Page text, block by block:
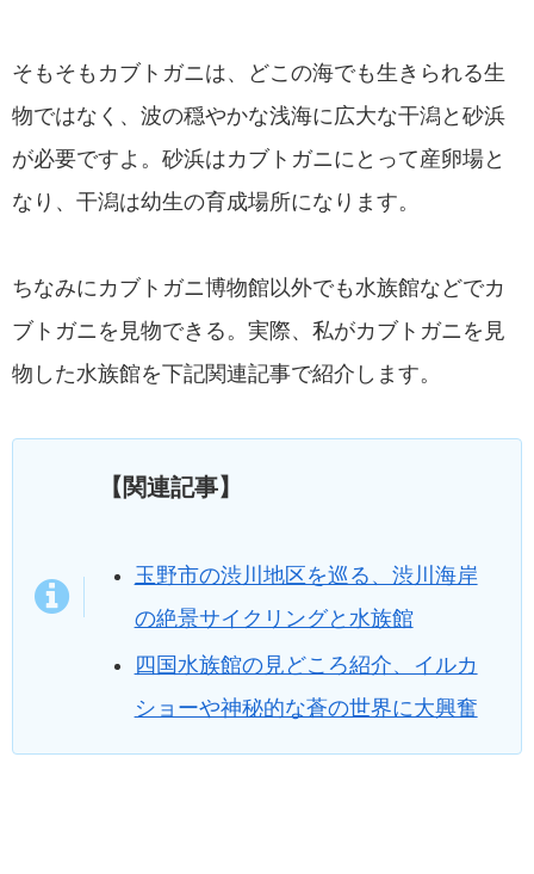
そもそもカブトガニは、どこの海でも生きられる生
物ではなく、波の穏やかな浅海に広大な干潟と砂浜
が必要ですよ。砂浜はカブトガニにとって産卵場と
なり、干潟は幼生の育成場所になります。
ちなみにカブトガニ博物館以外でも水族館などでカ
ブトガニを見物できる。実際、私がカブトガニを見
物した水族館を下記関連記事で紹介します。
【関連記事】
玉野市の渋川地区を巡る、渋川海岸
の絶景サイクリングと水族館
四国水族館の見どころ紹介、イルカ
ショーや神秘的な蒼の世界に大興奮